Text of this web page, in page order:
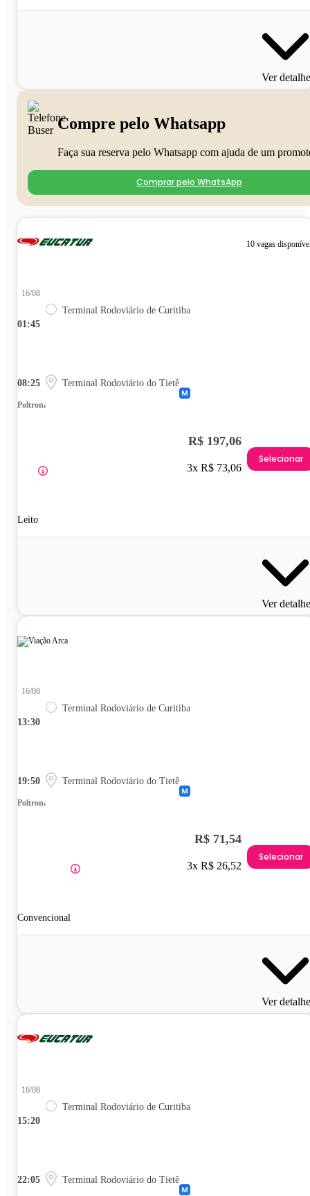
Ver
Compre pelo Whatsapp
Faça sua reserva pelo Whatsapp com ajuda de um
Comprar pelo WhatsApp
10 vagas
01:45
16/08
Terminal Rodoviário de Curitiba
08:25 Terminal Rodoviário do Tietê
Poltrona
Leito
R$ 197,06
3x R$ 73,06
Selecionar
Ver
13:30
16/08
Terminal Rodoviário de Curitiba
19:50 Terminal Rodoviário do Tietê
Poltrona
Convencional
R$ 71,54
3x R$ 26,52
Selecionar
Ver
15:20
16/08
Terminal Rodoviário de Curitiba
22:05 Terminal Rodoviário do Tietê